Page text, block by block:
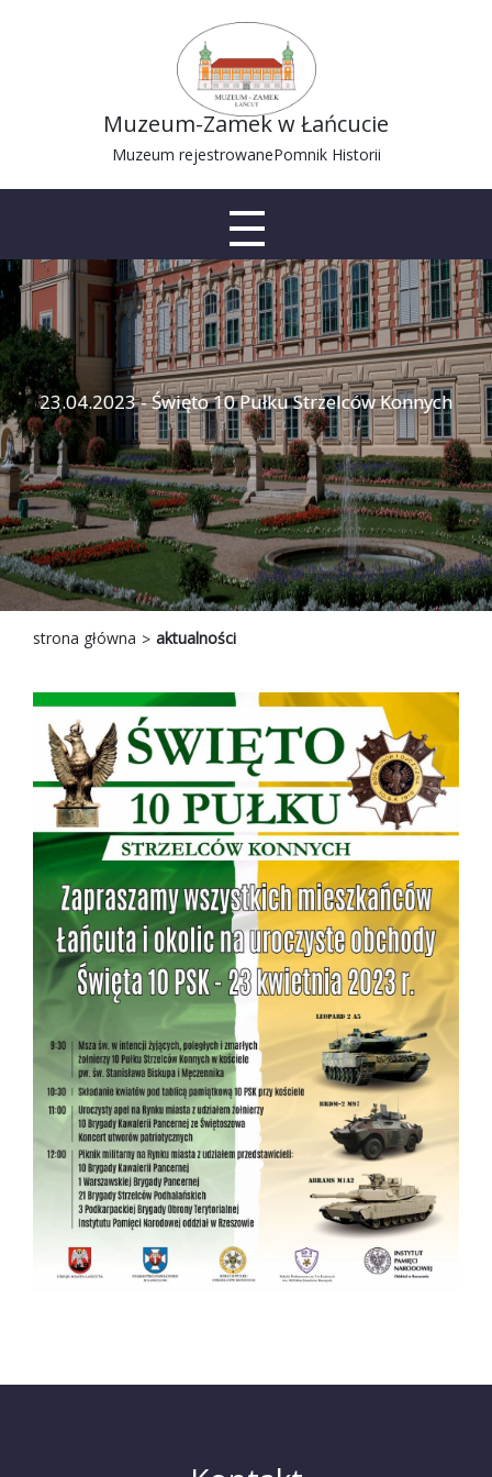
Muzeum-Zamek w Łańcucie
Muzeum rejestrowanePomnik Historii
23.04.2023 - Święto 10 Pułku Strzelców Konnych
strona główna aktualności